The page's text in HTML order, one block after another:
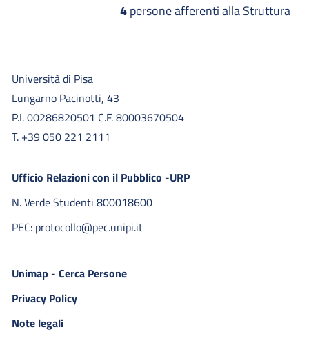
4persone afferenti alla Struttura
Università di Pisa
Lungarno Pacinotti, 43
P.I. 00286820501 C.F. 80003670504
T. +39 050 221 2111
Ufficio Relazioni con il Pubblico -URP
N. Verde Studenti 800018600​
PEC: protocollo@pec.unipi.it
Unimap - Cerca Persone
Privacy Policy
Note legali